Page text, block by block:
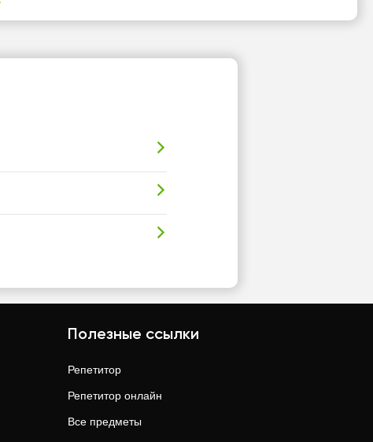
Полезные ссылки
Репетитор
Репетитор онлайн
Все предметы